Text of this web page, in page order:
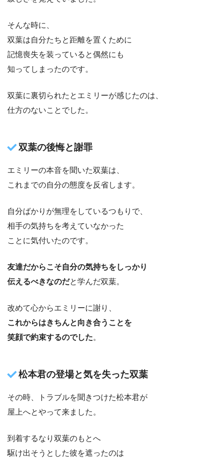
そんな時に、
双葉は自分たちと距離を置くために
記憶喪失を装っていると偶然にも
知ってしまったのです。
双葉に裏切られたとエミリーが感じたのは、
仕方のないことでした。
双葉の後悔と謝罪
エミリーの本音を聞いた双葉は、
これまでの自分の態度を反省します。
自分ばかりが無理をしているつもりで、
相手の気持ちを考えていなかった
ことに気付いたのです。
友達だからこそ自分の気持ちをしっかり
伝えるべきなのだと学んだ双葉。
改めて心からエミリーに謝り、
これからはきちんと向き合うことを
笑顔で約束するのでした。
松本君の登場と気を失った双葉
その時、トラブルを聞きつけた松本君が
屋上へとやって来ました。
到着するなり双葉のもとへ
駆け出そうとした彼を遮ったのは